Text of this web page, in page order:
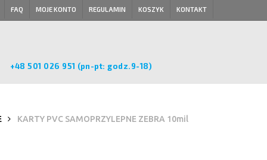
FAQ MOJE KONTO REGULAMIN KOSZYK KONTAKT
+48 501 026 951 (pn-pt: godz.9-18)
KARTY PVC SAMOPRZYLEPNE ZEBRA 10mil